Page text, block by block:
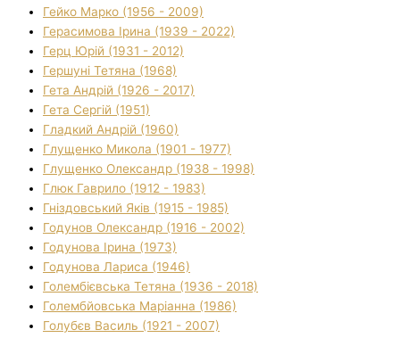
Гейко Марко (1956 - 2009)
Герасимова Ірина (1939 - 2022)
Герц Юрій (1931 - 2012)
Гершуні Тетяна (1968)
Гета Андрій (1926 - 2017)
Гета Сергій (1951)
Гладкий Андрій (1960)
Глущенко Микола (1901 - 1977)
Глущенко Олександр (1938 - 1998)
Глюк Гаврило (1912 - 1983)
Гніздовський Яків (1915 - 1985)
Годунов Олександр (1916 - 2002)
Годунова Ірина (1973)
Годунова Лариса (1946)
Голембієвська Тетяна (1936 - 2018)
Голембйовська Маріанна (1986)
Голубєв Василь (1921 - 2007)